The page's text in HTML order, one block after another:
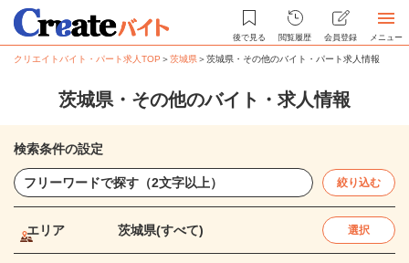
後で見る 閲覧履歴 会員登録 メニュー
クリエイトバイト・パート求人TOP ＞茨城県＞茨城県・その他のバイト・パート求人情報
茨城県・その他のバイト・求人情報
検索条件の設定
絞り込む
エリア 茨城県(すべて) 選択